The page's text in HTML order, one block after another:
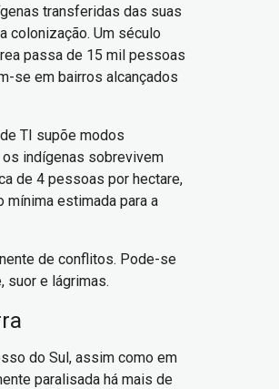
transferidas das suas
colonização. Um século
passa de 15 mil pessoas
se em bairros alcançados
TI supõe modos
indígenas sobrevivem
de 4 pessoas por hectare,
mínima estimada para a
de conflitos. Pode-se
suor e lágrimas.
do Sul, assim como em
paralisada há mais de